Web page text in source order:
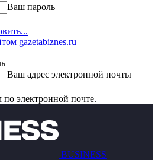
Ваш пароль
gazetabiznes.ru
Ваш адрес электронной почты
электронной почте.
BUSINESS